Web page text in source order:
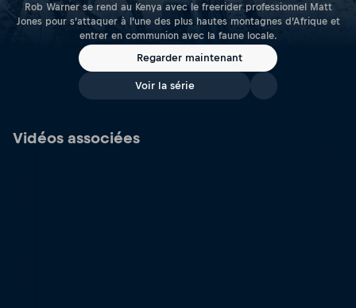
Rob Warner se rend au Kenya avec le freerider professionnel Matt
Jones pour s’attaquer à l’une des plus hautes montagnes d’Afrique et
entrer en communion avec la faune locale.
Regarder maintenant
Voir la série
Vidéos associées